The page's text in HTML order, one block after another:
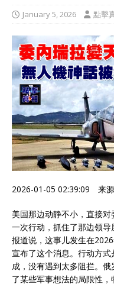
January 5, 2026 點擊
2026-01-05 02:39:09 来
美国那边动静不小，直接
一次行动，抓住了那边领
报道说，这事儿发生在
宣布了这个消息。行动方
成，没有遇到太多阻拦。
了某些军事想法的局限性，